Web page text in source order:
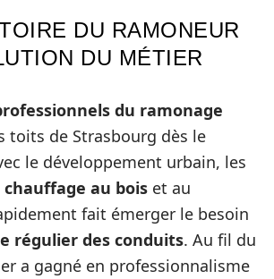
DU RAMONEUR
DU MÉTIER
du ramonage
toits de Strasbourg dès le
le développement urbain, les
chauffage au bois et au
fait émerger le besoin
régulier des conduits. Au fil du
a gagné en professionnalisme